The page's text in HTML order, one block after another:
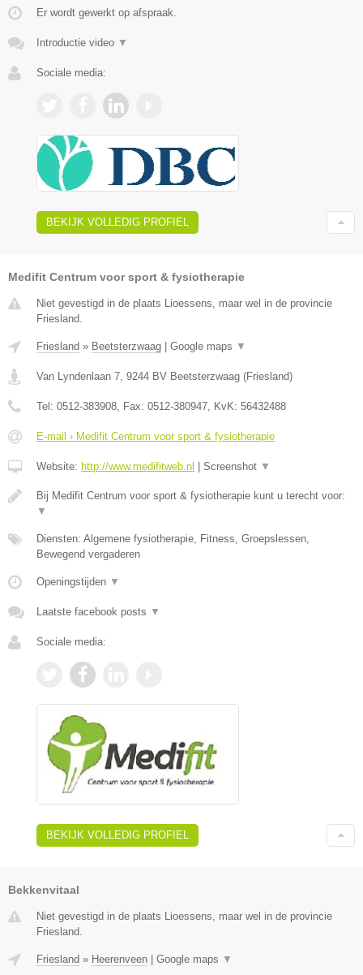
Er wordt gewerkt op afspraak.
Introductie video ▼
Sociale media:
BEKIJK VOLLEDIG PROFIEL
Medifit Centrum voor sport & fysiotherapie
Niet gevestigd in de plaats Lioessens, maar wel in de provincie
Friesland.
Friesland » Beetsterzwaag Google maps ▼
Van Lyndenlaan 7 9244 BV Beetsterzwaag (Friesland)
Tel: 0512-383908 , Fax: 0512-380947 , KvK: 56432488
E-mail › Medifit Centrum voor sport & fysiotherapie
Website: http://www.medifitweb.nl Screenshot ▼
Bij Medifit Centrum voor sport & fysiotherapie kunt u terecht voor:
▼
Diensten: Algemene fysiotherapie, Fitness, Groepslessen,
Bewegend vergaderen
Openingstijden ▼
Laatste facebook posts ▼
Sociale media:
BEKIJK VOLLEDIG PROFIEL
Bekkenvitaal
Niet gevestigd in de plaats Lioessens, maar wel in de provincie
Friesland.
Friesland » Heerenveen Google maps ▼